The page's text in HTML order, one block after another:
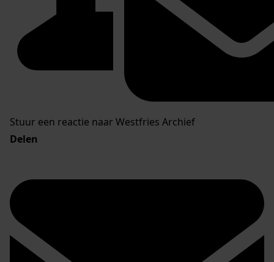
Stuur een reactie naar Westfries Archief
Delen